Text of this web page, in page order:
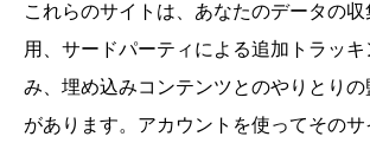
これらのサイトは、あなたのデータの
用、サードパーティによる追加トラッ
み、埋め込みコンテンツとのやりとりの
があります。アカウントを使ってその